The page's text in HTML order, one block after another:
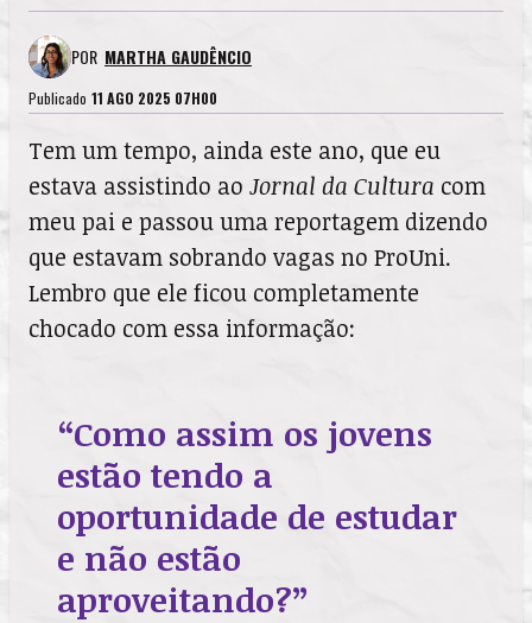
POR MARTHA GAUDÊNCIO
Publicado 11 AGO 2025 07H00
Tem um tempo, ainda este ano, que eu
estava assistindo ao Jornal da Cultura com
meu pai e passou uma reportagem dizendo
que estavam sobrando vagas no ProUni.
Lembro que ele ficou completamente
chocado com essa informação:
“Como assim os jovens
estão tendo a
oportunidade de estudar
e não estão
aproveitando?”